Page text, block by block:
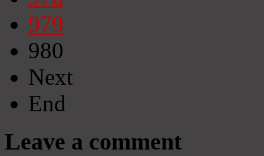
979
980
Next
End
Leave a comment